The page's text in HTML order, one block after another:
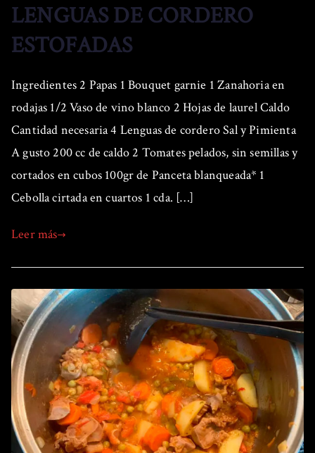
LENGUAS DE CORDERO
ESTOFADAS
Ingredientes 2 Papas 1 Bouquet garnie 1 Zanahoria en
rodajas 1/2 Vaso de vino blanco 2 Hojas de laurel Caldo
Cantidad necesaria 4 Lenguas de cordero Sal y Pimienta
A gusto 200 cc de caldo 2 Tomates pelados, sin semillas y
cortados en cubos 100gr de Panceta blanqueada* 1
Cebolla cirtada en cuartos 1 cda. […]
Leer más